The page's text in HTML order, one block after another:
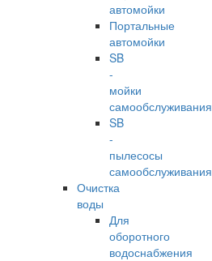
автомойки
Портальные
автомойки
SB
-
мойки
самообслуживания
SB
-
пылесосы
самообслуживания
Очистка
воды
Для
оборотного
водоснабжения